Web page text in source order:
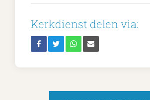
Kerkdienst delen via: